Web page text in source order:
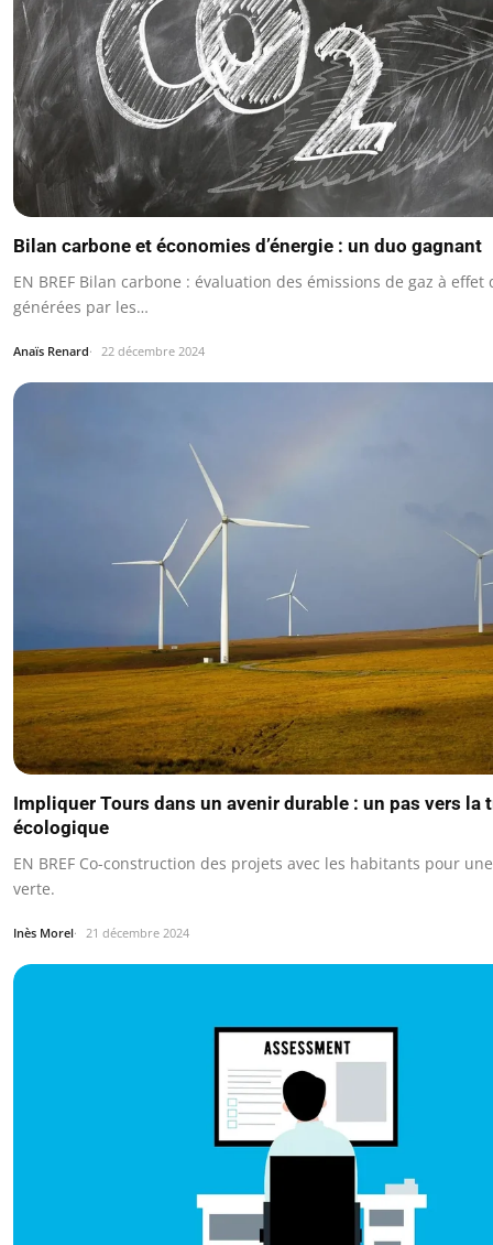
Bilan carbone et économies d’énergie : un duo gagnant
EN BREF Bilan carbone : évaluation des émissions de gaz à effet
générées par les…
Anaïs Renard 22 décembre 2024
Impliquer Tours dans un avenir durable : un pas vers la
écologique
EN BREF Co-construction des projets avec les habitants pour
verte.
Inès Morel 21 décembre 2024